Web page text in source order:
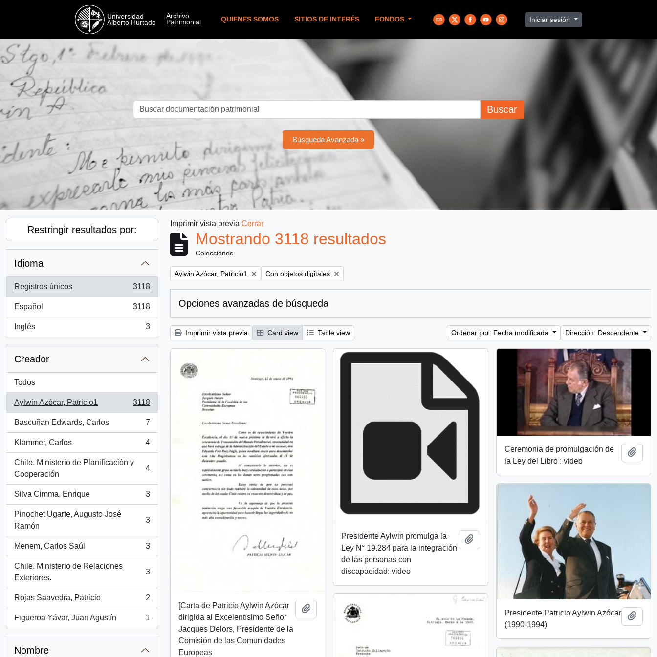
QUIENES SOMOS SITIOS DE INTERÉS FONDOS Iniciar sesión
Buscar
Búsqueda Avanzada »
Restringir resultados por:
Idioma
Registros únicos
, 3118 resultados
3118
Español
, 3118 resultados
3118
Inglés
, 3 resultados
3
Creador
Todos
Aylwin Azócar, Patricio1
, 3118 resultados
3118
Bascuñan Edwards, Carlos
, 7 resultados
7
Klammer, Carlos
, 4 resultados
4
Chile. Ministerio de Planificación y
Cooperación
, 4 resultados
4
Silva Cimma, Enrique
, 3 resultados
3
Pinochet Ugarte, Augusto José
Ramón
, 3 resultados
3
Menem, Carlos Saúl
, 3 resultados
3
Chile. Ministerio de Relaciones
Exteriores.
, 3 resultados
3
Rojas Saavedra, Patricio
, 2 resultados
2
Figueroa Yávar, Juan Agustín
, 1 resultados
1
Nombre
Imprimir vista previa Cerrar
Mostrando 3118 resultados
Colecciones
Remove filter:
Aylwin Azócar, Patricio1 Remove filter:
Con objetos digitales
Opciones avanzadas de búsqueda
Imprimir vista previa Card view Table view Ordenar por: Fecha modificada Dirección: Descendente
[Carta de Patricio Aylwin Azócar
dirigida al Excelentísimo Señor
Jacques Delors, Presidente de la
Comisión de las Comunidades
Europeas
Añadir al portapapeles
Presidente Aylwin promulga la
Ley N° 19.284 para la integración
de las personas con
discapacidad: video
Añadir al portapapeles
Ceremonia de promulgación de
la Ley del Libro : video
Presidente Patricio Aylwin Azócar
(1990-1994)